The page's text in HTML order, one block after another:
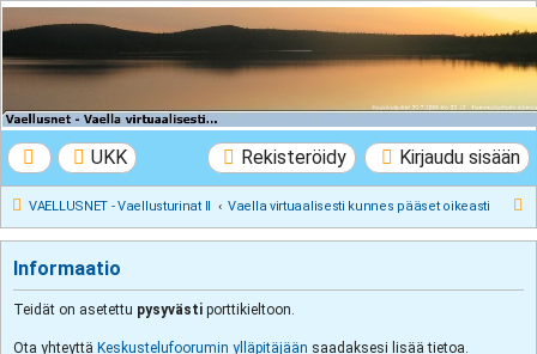
VAELLUSNET -
Vaellusturinat II
UKK Kirjaudu sisään
Rekisteröidy
VAELLUSNET - Vaellusturinat II Vaella virtuaalisesti kunnes pääset oikeasti
Informaatio
Teidät on asetettu pysyvästi porttikieltoon.
Ota yhteyttä Keskustelufoorumin ylläpitäjään saadaksesi lisää tietoa.